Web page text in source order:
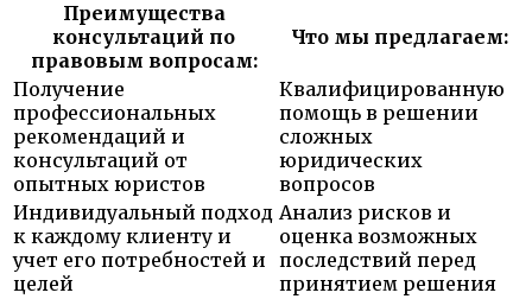
Преимущества
консультаций по
правовым вопросам:
Что мы предлагаем:
Получение
профессиональных
рекомендаций и
консультаций от
опытных юристов
Квалифицированную
помощь в решении
сложных
юридических
вопросов
Индивидуальный подход
к каждому клиенту и
учет его потребностей и
целей
Анализ рисков и
оценка возможных
последствий перед
принятием решения